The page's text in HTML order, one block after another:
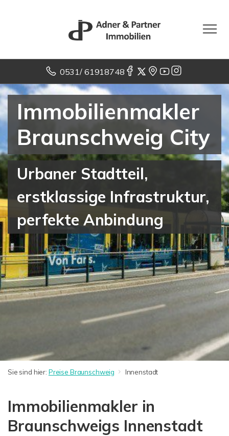
0531/ 61918748
Immobilienmakler
Braunschweig City
Urbaner Stadtteil,
erstklassige Infrastruktur,
perfekte Anbindung
Sie sind hier: Preise Braunschweig Innenstadt
Immobilienmakler in
Braunschweigs Innenstadt